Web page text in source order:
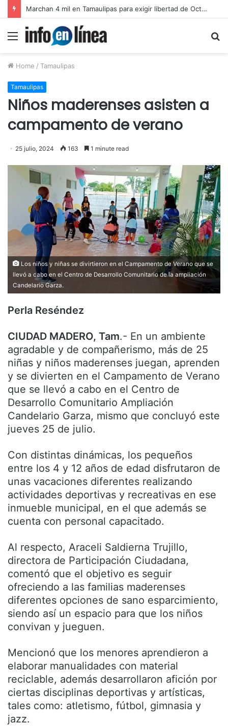
Catean predio en Victoria y aseguran autotanques por presunto huachicol
Menu
Home / Tamaulipas
Tamaulipas
Niños maderenses asisten a
campamento de verano
25 julio, 2024 163 1 minute read
Los niños y niñas se divirtieron en el Campamento de Verano que se
llevó a cabo en el Centro de Desarrollo Comunitario de la ampliación
Candelario Garza.
Perla Reséndez
CIUDAD MADERO, Tam.- En un ambiente
agradable y de compañerismo, más de 25
niñas y niños maderenses juegan, aprenden
y se divierten en el Campamento de Verano
que se llevó a cabo en el Centro de
Desarrollo Comunitario Ampliación
Candelario Garza, mismo que concluyó este
jueves 25 de julio.
Con distintas dinámicas, los pequeños
entre los 4 y 12 años de edad disfrutaron de
unas vacaciones diferentes realizando
actividades deportivas y recreativas en ese
inmueble municipal, en el que además se
cuenta con personal capacitado.
Al respecto, Araceli Saldierna Trujillo,
directora de Participación Ciudadana,
comentó que el objetivo es seguir
ofreciendo a las familias maderenses
diferentes opciones de sano esparcimiento,
siendo así un espacio para que los niños
convivan y jueguen.
Mencionó que los menores aprendieron a
elaborar manualidades con material
reciclable, además desarrollaron afición por
ciertas disciplinas deportivas y artísticas,
tales como: atletismo, fútbol, gimnasia y
jazz.